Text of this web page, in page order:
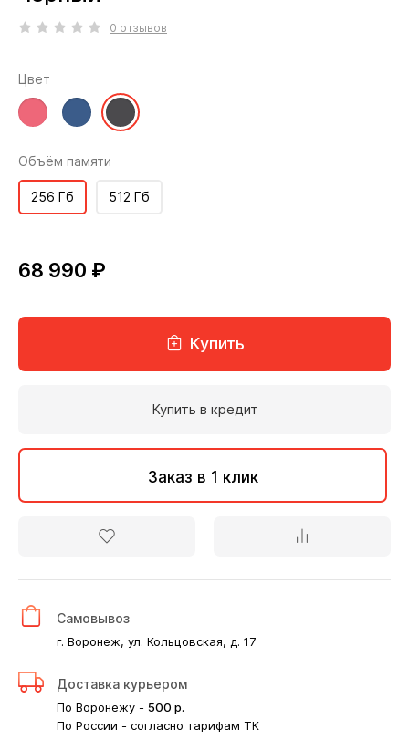
0 отзывов
Цвет
Объём памяти
256 Гб 512 Гб
68 990 ₽
Купить
Купить в кредит
Заказ в 1 клик
Самовывоз
г. Воронеж, ул. Кольцовская, д. 17
Доставка курьером
По Воронежу - 500 р.
По России - согласно тарифам ТК